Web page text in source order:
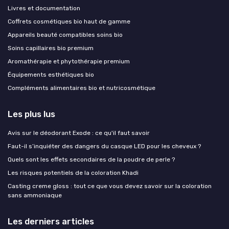
Livres et documentation
Coffrets cosmétiques bio haut de gamme
Appareils beauté compatibles soins bio
Soins capillaires bio premium
Aromathérapie et phytothérapie premium
Équipements esthétiques bio
Compléments alimentaires bio et nutricosmétique
Les plus lus
Avis sur le déodorant Exode : ce qu'il faut savoir
Faut-il s’inquiéter des dangers du casque LED pour les cheveux ?
Quels sont les effets secondaires de la poudre de perle ?
Les risques potentiels de la coloration Khadi
Casting creme gloss : tout ce que vous devez savoir sur la coloration
sans ammoniaque
Les derniers articles